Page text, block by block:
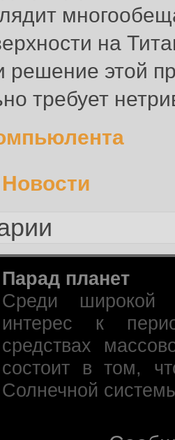
на
решение этой
требует
и
Парад планет
Среди широкой
интерес к
средствах
состоит в том,
Солнечной